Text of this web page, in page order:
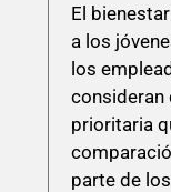
El
a los
los
consideran
prioritaria
parte de